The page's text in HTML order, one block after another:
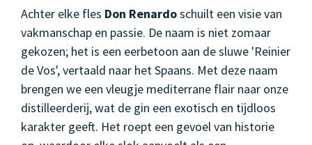
Achter elke fles Don Renardoschuilt een visie van
vakmanschap en passie. De naam is niet zomaar
gekozen; het is een eerbetoon aan de sluwe 'Reinier
de Vos', vertaald naar het Spaans. Met deze naam
brengen we een vleugje mediterrane flair naar onze
distilleerderij, wat de gin een exotisch en tijdloos
karakter geeft. Het roept een gevoel van historie